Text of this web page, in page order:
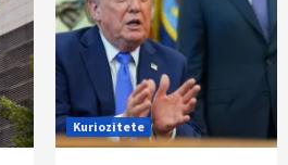
Kuriozitete